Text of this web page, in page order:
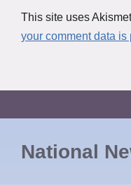
This site uses
your comment data is
National